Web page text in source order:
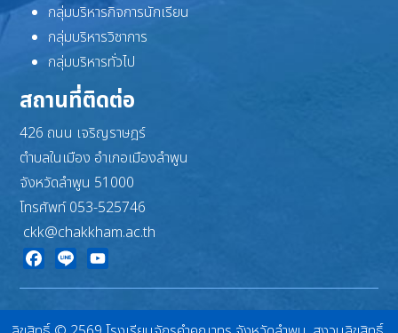
กลุ่มบริหารกิจการนักเรียน
กลุ่มบริหารวิชาการ
กลุ่มบริหารทั่วไป
สถานที่ติดต่อ
426 ถนน เจริญราษฎร์
ตำบลในเมือง อำเภอเมืองลำพูน
จังหวัดลำพูน 51000
โทรศัพท์ 053-525746
ckk@chakkham.ac.th